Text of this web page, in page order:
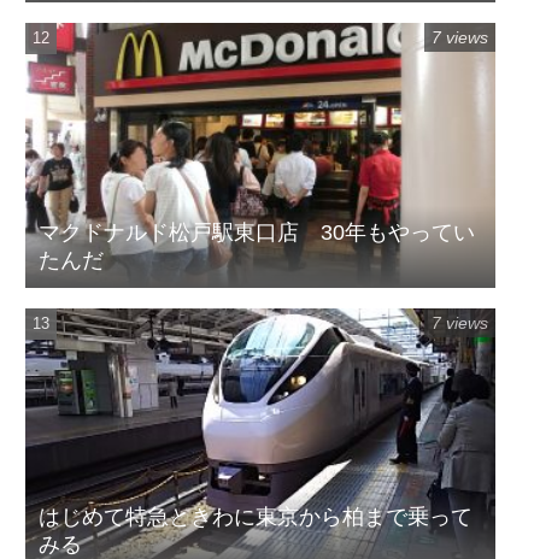
マクドナルド松戸駅東口店 30年もやってい
たんだ
7 views
はじめて特急ときわに東京から柏まで乗って
みる
7 views